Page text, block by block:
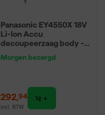
Panasonic EY4550X 18V
Li-Ion Accu
decoupeerzaag body -
Morgen bezorgd
292,94
incl. BTW